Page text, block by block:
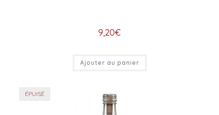
9,20€
Ajouter au panier
ÉPUISÉ